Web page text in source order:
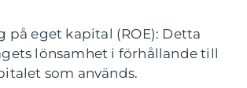
på eget kapital (ROE): Detta
lönsamhet i förhållande till
som används.